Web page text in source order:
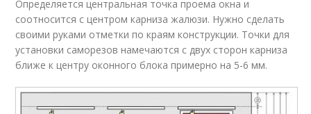
Определяется центральная точка проема окна и
соотносится с центром карниза жалюзи. Нужно сделать
своими руками отметки по краям конструкции. Точки для
установки саморезов намечаются с двух сторон карниза
ближе к центру оконного блока примерно на 5-6 мм.